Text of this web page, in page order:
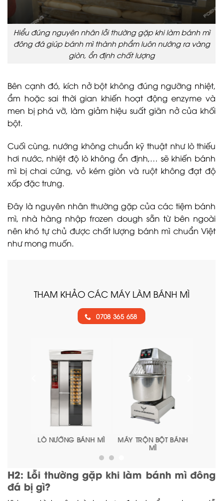
Hiểu đúng nguyên nhân lỗi thường gặp khi làm bánh mì
đông đá giúp bánh mì thành phẩm luôn nướng ra vàng
giòn, ổn định chất lượng
Bên cạnh đó, kích nở bột không đúng ngưỡng nhiệt,
ẩm hoặc sai thời gian khiến hoạt động enzyme và
men bị phá vỡ, làm giảm hiệu suất giãn nở của khối
bột.
Cuối cùng, nướng không chuẩn kỹ thuật như lò thiếu
hơi nước, nhiệt độ lò không ổn định,… sẽ khiến bánh
mì bị chai cứng, vỏ kém giòn và ruột không đạt độ
xốp đặc trưng.
Đây là nguyên nhân thường gặp của các tiệm bánh
mì, nhà hàng nhập frozen dough sẵn từ bên ngoài
nên khó tự chủ được chất lượng bánh mì chuẩn Việt
như mong muốn.
THAM KHẢO CÁC MÁY LÀM BÁNH MÌ
0708 365 658
MÁY TRỘN BỘT BÁNH
MÁY CHIA BỘT
H2: Lỗi thường gặp khi làm bánh mì đông
đá bị gì?